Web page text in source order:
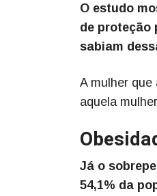
O estudo
de proteção
sabiam
A mulher que
aquela
Já o
54,1% da